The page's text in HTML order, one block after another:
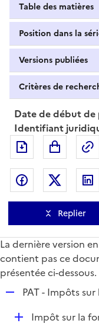
Table des matières
Position dans la
Versions publiées
Critères de
Date de début
Identifiant
Exporter le
Partager sur
Replier
La dernière version
contient pas ce
présentée ci-dessous.
p
PAT - Impôts
DImpôt sur la